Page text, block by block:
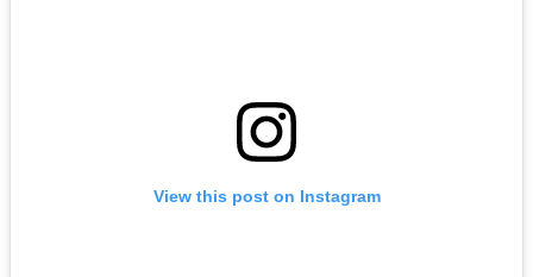
View this post on Instagram